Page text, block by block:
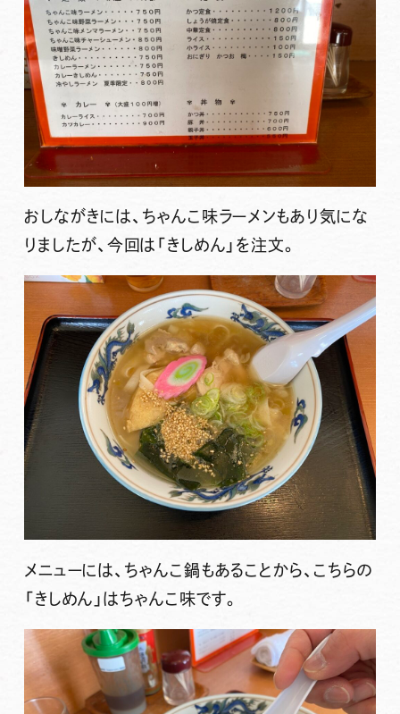
おしながきには、ちゃんこ味ラーメンもあり気にな
りましたが、今回は 「きしめん」 を注文。
メニューには、ちゃんこ鍋もあることから、こちらの
「きしめん」はちゃんこ味です。